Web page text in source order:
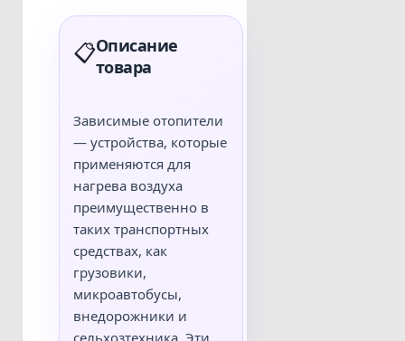
📋Описание
товара
Зависимые отопители
— устройства, которые
применяются для
нагрева воздуха
преимущественно в
таких транспортных
средствах, как
грузовики,
микроавтобусы,
внедорожники и
сельхозтехника. Эти